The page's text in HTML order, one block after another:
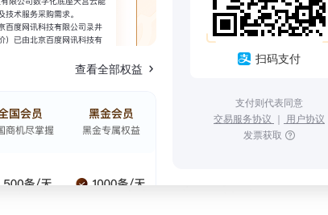
查看全部权益
扫码支付
支付则代表同意
交易服务协议 ｜ 用户协议
发票获取